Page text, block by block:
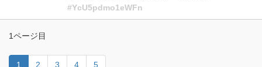
#YcU5pdmo1eWFn
1ページ目
1 2 3 4 5